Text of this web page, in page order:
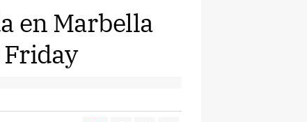
en Marbella
Friday